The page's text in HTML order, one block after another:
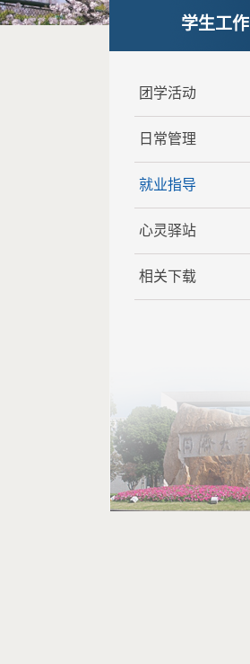
学生工作
团学活动
日常管理
就业指导
心灵驿站
相关下载